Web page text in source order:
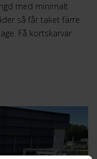
med minimalt
så får taket färre
Få kortskarvar